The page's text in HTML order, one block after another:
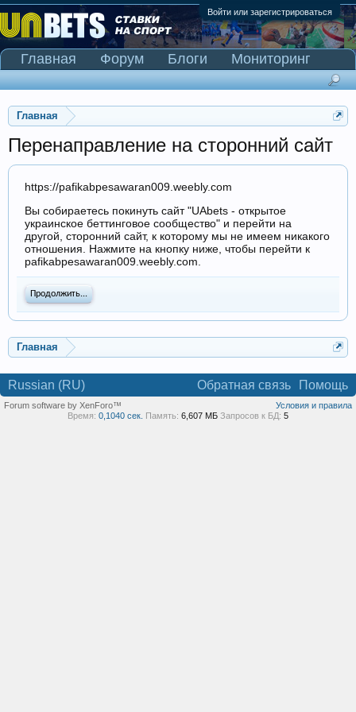
Войти или зарегистрироваться
Главная
Перенаправление на сторонний сайт
https://pafikabpesawaran009.weebly.com
Вы собираетесь покинуть сайт "UAbets - открытое
украинское беттинговое сообщество" и перейти на
другой, сторонний сайт, к которому мы не имеем никакого
отношения. Нажмите на кнопку ниже, чтобы перейти к
pafikabpesawaran009.weebly.com.
Продолжить...
Главная
Главная Форум Блоги
Мониторинг
Сканер Pinnacle
Russian (RU) Обратная связь Помощь
Условия и правила
Forum software by XenForo™
Время: 0,1040 сек. Память: 6,607 МБ Запросов к БД: 5